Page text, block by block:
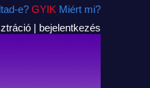
| bejelentkezés
e? GYIK Miért mi?